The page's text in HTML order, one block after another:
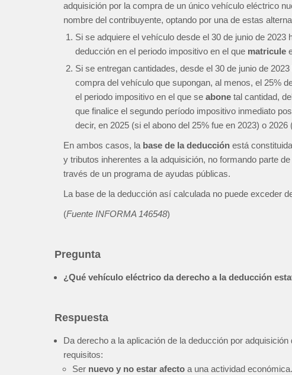
adquisición por la compra de un único vehículo eléctrico
nombre del contribuyente, optando por una de estas
Si se adquiere el vehículo desde el 30 de junio de
deducción en el periodo impositivo en el que matricule
Si se entregan cantidades, desde el 30 de junio de
compra del vehículo que supongan, al menos, el 25%
el periodo impositivo en el que se abone tal cantidad,
que finalice el segundo período impositivo inmediato
decir, en 2025 (si el abono del 25% fue en 2023) o 2026
En ambos casos, la base de la deducción está
y tributos inherentes a la adquisición, no formando parte
través de un programa de ayudas públicas.
La base de la deducción así calculada no puede exceder
(Fuente INFORMA 146548)
Pregunta
¿Qué vehículo eléctrico da derecho a la deducción
Respuesta
Da derecho a la aplicación de la deducción por
requisitos:
Ser nuevo y no estar afecto a una actividad económica.